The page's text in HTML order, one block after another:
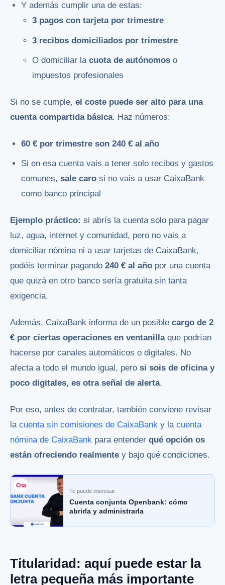
Y además cumplir una de estas:
3 pagos con tarjeta por trimestre
3 recibos domiciliados por trimestre
O domiciliar lacuota de autónomos o
impuestos profesionales
Si no se cumple, el coste puede ser alto para una
cuenta compartida básica. Haz números:
60 € por trimestre son 240 € al año
Si en esa cuenta vais a tener solo recibos y gastos
comunes,sale caro si no vais a usar CaixaBank
como banco principal
Ejemplo práctico: si abrís la cuenta solo para pagar
luz, agua, internet y comunidad, pero no vais a
domiciliar nómina ni a usar tarjetas de CaixaBank,
podéis terminar pagando 240 € al año por una cuenta
que quizá en otro banco sería gratuita sin tanta
exigencia.
Además, CaixaBank informa de un posible cargo de 2
€ por ciertas operaciones en ventanillaque podrían
hacerse por canales automáticos o digitales. No
afecta a todo el mundo igual, pero si sois de oficina y
poco digitales, es otra señal de alerta.
Por eso, antes de contratar, también conviene revisar
la cuenta sin comisiones de CaixaBank y la cuenta
nómina de CaixaBank para entender qué opción os
están ofreciendo realmente y bajo qué condiciones.
Te puede interesar:
Cuenta conjunta Openbank: cómo
abrirla y administrarla
Titularidad: aquí puede estar la
letra pequeña más importante